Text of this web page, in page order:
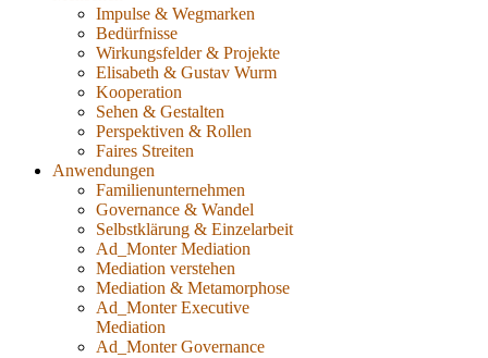
Impulse & Wegmarken
Bedürfnisse
Wirkungsfelder & Projekte
Elisabeth & Gustav Wurm
Kooperation
Sehen & Gestalten
Perspektiven & Rollen
Faires Streiten
Anwendungen
Familienunternehmen
Governance & Wandel
Selbstklärung & Einzelarbeit
Ad_Monter Mediation
Mediation verstehen
Mediation & Metamorphose
Ad_Monter Executive
Mediation
Ad_Monter Governance